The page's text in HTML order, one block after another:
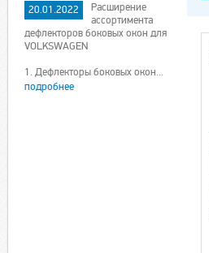
20.01.2022
Расширение
ассортимента
дефлекторов боковых окон для
VOLKSWAGEN
1. Дефлекторы боковых окон...
подробнее